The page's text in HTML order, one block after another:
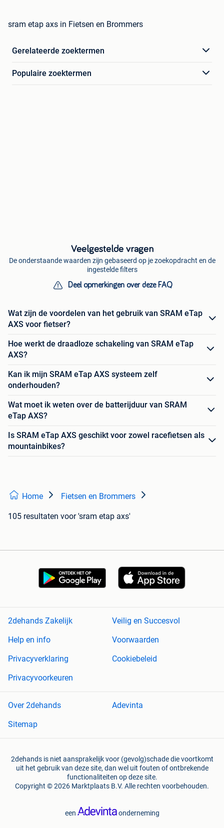
sram etap axs in Fietsen en Brommers
Gerelateerde zoektermen
Populaire zoektermen
Veelgestelde vragen
De onderstaande waarden zijn gebaseerd op je zoekopdracht en de
ingestelde filters
Deel opmerkingen over deze FAQ
Wat zijn de voordelen van het gebruik van SRAM eTap
AXS voor fietser?
Hoe werkt de draadloze schakeling van SRAM eTap
AXS?
Kan ik mijn SRAM eTap AXS systeem zelf
onderhouden?
Wat moet ik weten over de batterijduur van SRAM
eTap AXS?
Is SRAM eTap AXS geschikt voor zowel racefietsen als
mountainbikes?
Home Fietsen en Brommers
105 resultaten voor 'sram etap axs'
2dehands Zakelijk
Veilig en Succesvol
Help en info
Voorwaarden
Privacyverklaring
Cookiebeleid
Privacyvoorkeuren
Over 2dehands
Adevinta
Sitemap
2dehands is niet aansprakelijk voor (gevolg)schade die voortkomt
uit het gebruik van deze site, dan wel uit fouten of ontbrekende
functionaliteiten op deze site.
Copyright © 2026 Marktplaats B.V. Alle rechten voorbehouden.
een onderneming